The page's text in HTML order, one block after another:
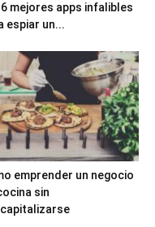
6 mejores apps infalibles
espiar un...
emprender un negocio
sin